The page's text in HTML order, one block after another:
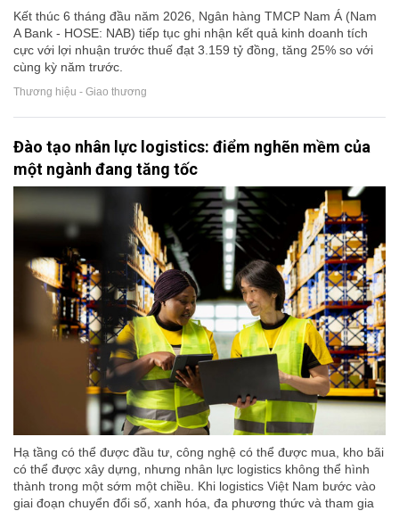
Kết thúc 6 tháng đầu năm 2026, Ngân hàng TMCP Nam Á (Nam
A Bank - HOSE: NAB) tiếp tục ghi nhận kết quả kinh doanh tích
cực với lợi nhuận trước thuế đạt 3.159 tỷ đồng, tăng 25% so với
cùng kỳ năm trước.
Thương hiệu - Giao thương
Đào tạo nhân lực logistics: điểm nghẽn mềm của
một ngành đang tăng tốc
Hạ tầng có thể được đầu tư, công nghệ có thể được mua, kho bãi
có thể được xây dựng, nhưng nhân lực logistics không thể hình
thành trong một sớm một chiều. Khi logistics Việt Nam bước vào
giai đoạn chuyển đổi số, xanh hóa, đa phương thức và tham gia